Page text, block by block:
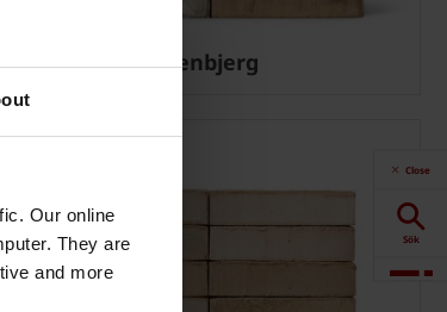
Our online
They are
and more
EW2137 Stenbjerg
Close
Sök